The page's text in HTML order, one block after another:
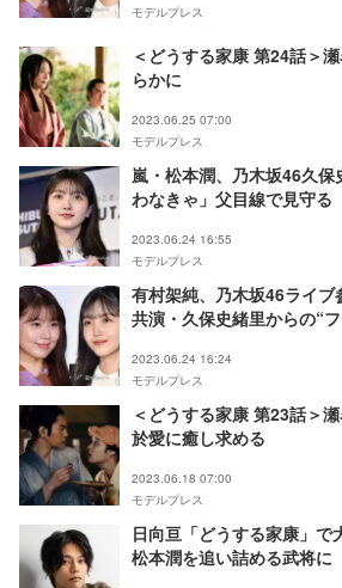
モデルプレス
＜どうする家康 第24話＞
らかに
2023.06.25 07:00
モデルプレス
嵐・松本潤、乃木坂46久
わなきゃ」父目線で見守る
2023.06.24 16:55
モデルプレス
有村架純、乃木坂46ライブ
共演・久保史緒里からの“
2023.06.24 16:24
モデルプレス
＜どうする家康 第23話＞
於愛に癒し求める
2023.06.18 07:00
モデルプレス
日向亘「どうする家康」で
松本潤を追い詰める武将に